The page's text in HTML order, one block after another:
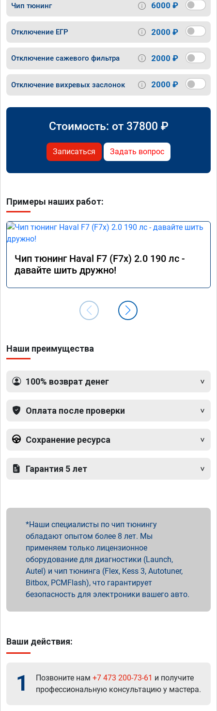
Чип тюнинг 6000 ₽
Отключение ЕГР 2000 ₽
Отключение сажевого фильтра 2000 ₽
Отключение вихревых заслонок 2000 ₽
Стоимость: от 37800 ₽
Записаться Задать вопрос
Примеры наших работ:
Чип тюнинг Haval F7 (F7x) 2.0 190 лс -
давайте шить дружно!
Наши преимущества
100% возврат денег
Оплата после проверки
Сохранение ресурса
Гарантия 5 лет
Наши специалисты по чип тюнингу
обладают опытом более 8 лет. Мы
применяем только лицензионное
оборудование для диагностики (Launch,
Autel) и чип тюнинга (Flex, Kess 3, Autotuner,
Bitbox, PCMFlash), что гарантирует
безопасность для электроники вашего авто.
Ваши действия:
1 Позвоните нам +7 473 200-73-61 и получите
профессиональную консультацию у мастера.